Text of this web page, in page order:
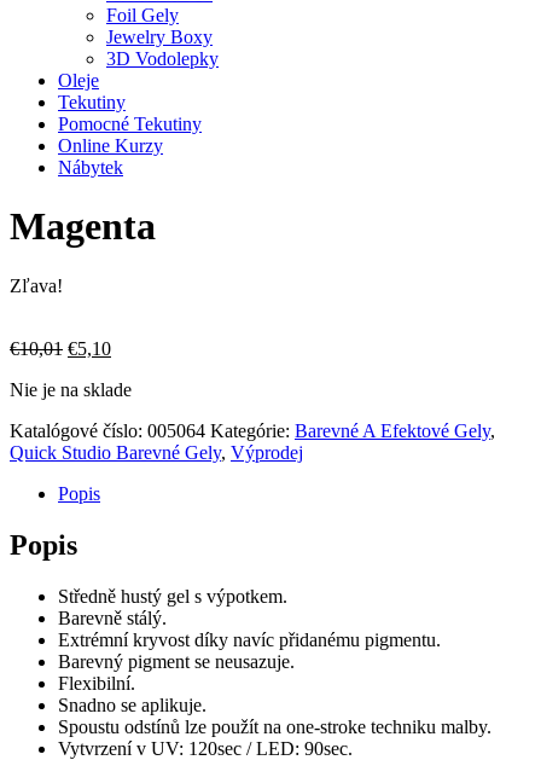
Foil Gely
Jewelry Boxy
3D Vodolepky
Oleje
Tekutiny
Pomocné Tekutiny
Online Kurzy
Nábytek
Magenta
Zľava!
€10,01 Pôvodná
bola:
€5,10Aktuálna
je:
Nie je na sklade
Katalógové číslo: 005064 Kategórie: Barevné A Efektové Gely,
Quick Studio Barevné Gely, Výprodej
Popis
Popis
Středně hustý gel s výpotkem.
Barevně stálý.
Extrémní kryvost díky navíc přidanému pigmentu.
Barevný pigment se neusazuje.
Flexibilní.
Snadno se aplikuje.
Spoustu odstínů lze použít na one-stroke techniku malby.
Vytvrzení v UV: 120sec / LED: 90sec.